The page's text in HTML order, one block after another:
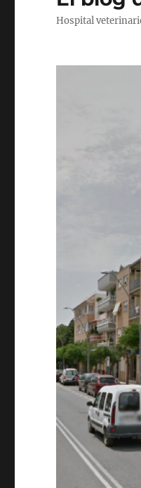
Hospital